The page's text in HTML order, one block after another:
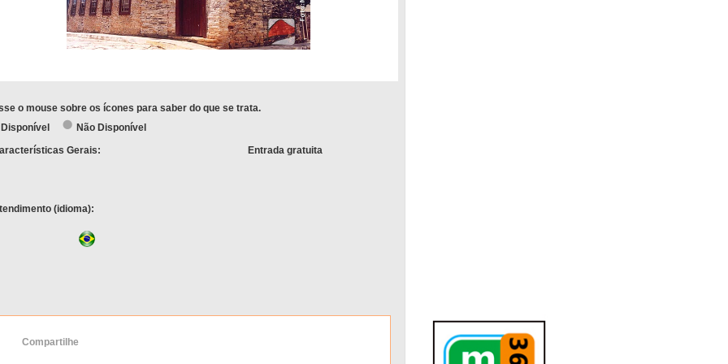
o mouse sobre os ícones para saber do que se trata.
Disponível
Não Disponível
Gerais:
(idioma):
Entrada gratuita
Compartilhe